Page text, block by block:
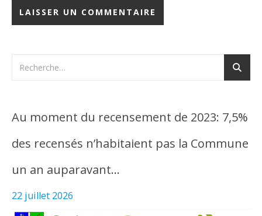
Au moment du recensement de 2023: 7,5%
des recensés n’habitaient pas la Commune
un an auparavant…
22 juillet 2026